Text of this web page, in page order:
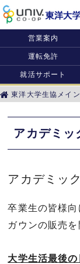
営業案内
運転免許
就活サポート
東洋大学生協メイ
アカデミッ
アカデミッ
卒業生の皆様
ガウンの販売を
大学生活最後